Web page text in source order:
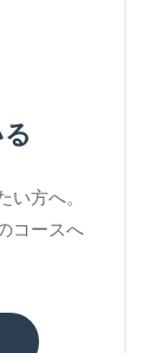
方へ。
コースへ